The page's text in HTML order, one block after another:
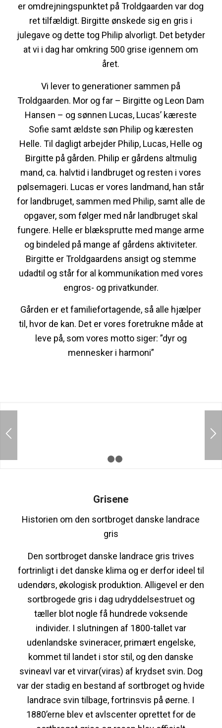
er omdrejningspunktet på Troldgaarden var dog
ret tilfældigt. Birgitte ønskede sig en gris i
julegave og dette tog Philip alvorligt. Det betyder
at vi i dag har omkring 500 grise igennem om
året.
Vi lever to generationer sammen på
Troldgaarden. Mor og far – Birgitte og Leon Dam
Hansen – og sønnen Lucas, Lucas’ kæreste
Sofie samt ældste søn Philip og kæresten
Helle. Til dagligt arbejder Philip, Lucas, Helle og
Birgitte på gården. Philip er gårdens altmulig
mand, ca. halvtid i landbruget og resten i vores
pølsemageri. Lucas er vores landmand, han står
for landbruget, sammen med Philip, samt alle de
opgaver, som følger med når landbruget skal
fungere. Helle er blæksprutte med mange arme
og bindeled på mange af gårdens aktiviteter.
Birgitte er Troldgaardens ansigt og stemme
udadtil og står for al kommunikation med vores
engros- og privatkunder.
Gården er et familiefortagende, så alle hjælper
til, hvor de kan. Det er vores foretrukne måde at
leve på, som vores motto siger: ”dyr og
mennesker i harmoni”
Grisene
Historien om den sortbroget danske landrace
gris
Den sortbroget danske landrace gris trives
fortrinligt i det danske klima og er derfor ideel til
udendørs, økologisk produktion. Alligevel er den
sortbrogede gris i dag udryddelsestruet og
tæller blot nogle få hundrede voksende
individer. I slutningen af 1800-tallet var
udenlandske svineracer, primært engelske,
kommet til landet i stor stil, og den danske
svineavl var et virvar(viras) af krydset svin. Dog
var der stadig en bestand af sortbroget og hvide
landrace svin tilbage, fortrinsvis på øerne. I
1880’erne blev et avlscenter oprettet for de